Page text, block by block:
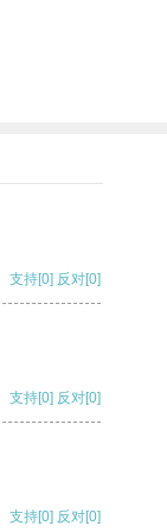
支持[0] 反对[0]
支持[0] 反对[0]
支持[0] 反对[0]